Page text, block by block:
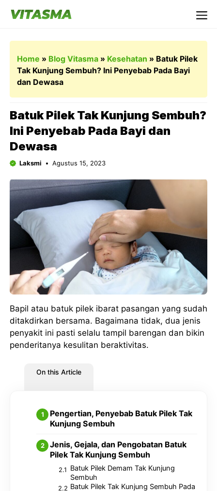
Home » Blog Vitasma » Kesehatan » Batuk Pilek
Tak Kunjung Sembuh? Ini Penyebab Pada Bayi
dan Dewasa
Batuk Pilek Tak Kunjung Sembuh?
Ini Penyebab Pada Bayi dan
Dewasa
Laksmi Agustus 15, 2023
Bapil atau batuk pilek ibarat pasangan yang sudah
ditakdirkan bersama. Bagaimana tidak, dua jenis
penyakit ini pasti selalu tampil barengan dan bikin
penderitanya kesulitan beraktivitas.
On this Article
Pengertian, Penyebab Batuk Pilek Tak
Kunjung Sembuh
Jenis, Gejala, dan Pengobatan Batuk
Pilek Tak Kunjung Sembuh
Batuk Pilek Demam Tak Kunjung
Sembuh
Batuk Pilek Tak Kunjung Sembuh Pada